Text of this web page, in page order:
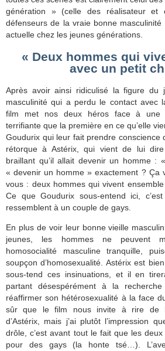
génération » (celle des réalisateur et
défenseurs de la vraie bonne
actuelle chez les jeunes générations.
« Deux hommes qui
avec un petit
Après avoir ainsi ridiculisé la figure du
masculinité qui a perdu le contact avec
film met nos deux héros face à une
terrifiante que la première en ce qu’elle
Goudurix qui leur fait prendre conscience
rétorque à Astérix, qui vient de lui
braillant qu’il allait devenir un homme :
« devenir un homme » exactement ? Ça
vous : deux hommes qui vivent
Ce que Goudurix sous-entend ici,
ressemblent à un couple de gays.
En plus de voir leur bonne vieille
jeunes, les hommes ne peuvent
homosocialité masculine tranquille,
soupçon d’homosexualité. Astérix est
sous-tend ces insinuations, et il en
partant désespérément à la
réaffirmer son hétérosexualité à la face
sûr que le film nous invite à rire de
d’Astérix, mais j’ai plutôt l’impression
drôle, c’est avant tout le fait que les
pour des gays (la honte tsé…).